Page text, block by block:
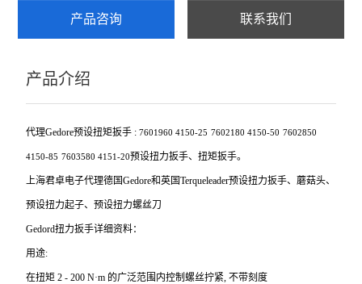
产品咨询 联系我们
产品介绍
代理Gedore预设扭矩扳手 : 76019604150-25 76021804150-50 7602850
4150-85 76035804151-20预设扭力扳手、扭矩扳手。
上海君卓电子代理德国Gedore和英国Terqueleader预设扭力扳手、蘑菇头、
预设扭力起子、预设扭力螺丝刀
Gedord扭力扳手详细资料：
用途:
在扭矩 2 - 200 N·m 的广泛范围内控制螺丝拧紧, 不带刻度